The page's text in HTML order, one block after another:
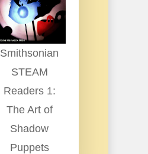
Smithsonian
STEAM
Readers 1:
The Art of
Shadow
Puppets